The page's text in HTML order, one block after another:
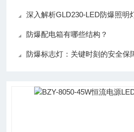
深入解析GLD230-LED防爆照明
防爆配电箱有哪些结构？
防爆标志灯：关键时刻的安全保